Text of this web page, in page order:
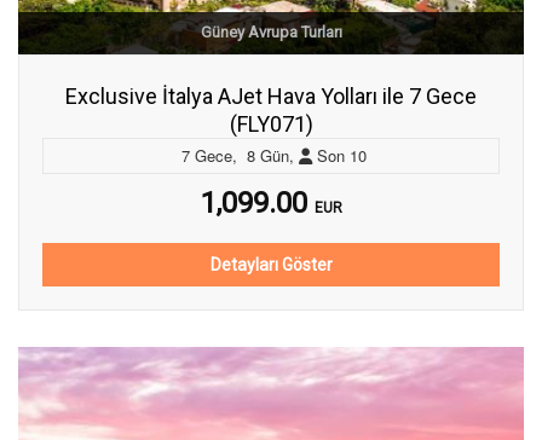
Güney Avrupa Turları
Exclusive İtalya AJet Hava Yolları ile 7 Gece
(FLY071)
7 Gece, 8 Gün, Son10
1,099.00 EUR
Detayları Göster